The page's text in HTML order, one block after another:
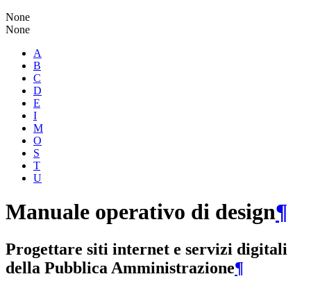
None
None
A
B
C
D
E
I
M
O
S
T
U
Manuale operativo di design¶
Progettare siti internet e servizi digitali
della Pubblica Amministrazione¶